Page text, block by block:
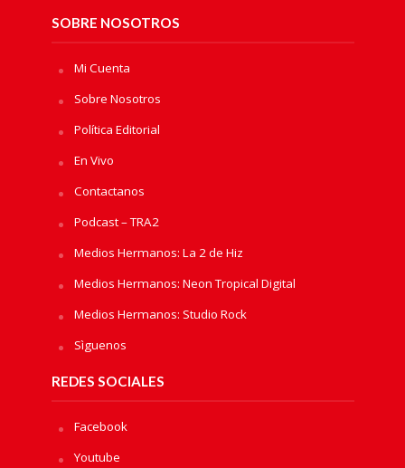
SOBRE NOSOTROS
Mi Cuenta
Sobre Nosotros
Política Editorial
En Vivo
Contactanos
Podcast – TRA2
Medios Hermanos: La 2 de Hiz
Medios Hermanos: Neon Tropical Digital
Medios Hermanos: Studio Rock
Sìguenos
REDES SOCIALES
Facebook
Youtube